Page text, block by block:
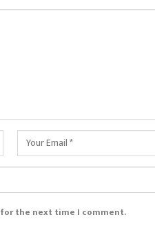
the next time I comment.